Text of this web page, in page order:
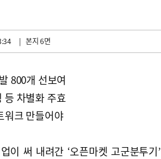
| 본지 6면
800개 선보여
등 차별화 주효
워크 만들어야
이 써 내려간 ‘오픈마켓 고군분투